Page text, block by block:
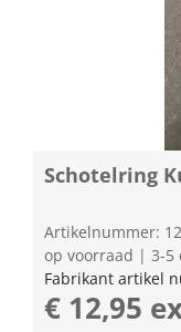
Schotelring
Artikelnummer:
op voorraad | 3-5
Fabrikant artikel
€ 12,95